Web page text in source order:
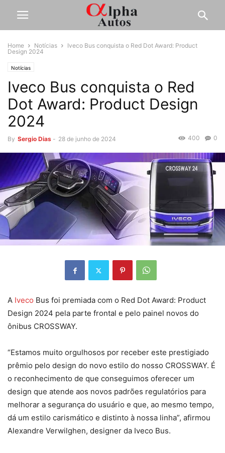
Home Notícias
Iveco Bus conquista o Red Dot Award: Product
Design 2024
Notícias
Iveco Bus conquista o Red
Dot Award: Product Design
2024
By Sergio Dias - 28 de junho de 2024 0
400
A Iveco Bus foi premiada com o Red Dot Award: Product
Design 2024 pela parte frontal e pelo painel novos do
ônibus CROSSWAY.
“Estamos muito orgulhosos por receber este prestigiado
prêmio pelo design do novo estilo do nosso CROSSWAY. É
o reconhecimento de que conseguimos oferecer um
design que atende aos novos padrões regulatórios para
melhorar a segurança do usuário e que, ao mesmo tempo,
dá um estilo carismático e distinto à nossa linha”, afirmou
Alexandre Verwilghen, designer da Iveco Bus.